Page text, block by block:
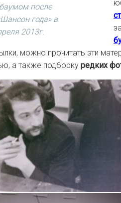
после
года» в
2013г.
можно прочитать эти
а также подборку редких